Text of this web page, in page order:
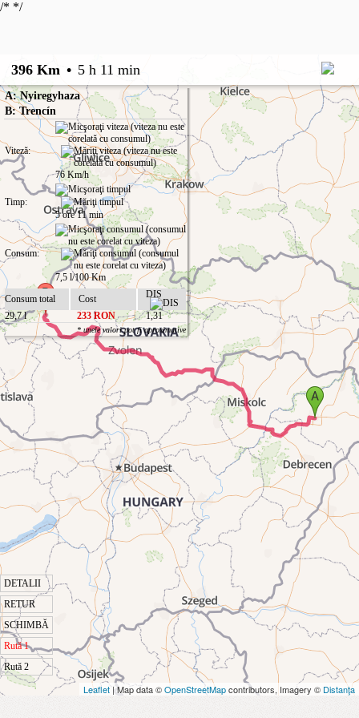
/* */
396 Km • 5 h 11 min
DETALII
RETUR
SCHIMBĂ
Rută 1
Rută 2
A: Nyiregyhaza
B: Trencín
Viteză:
76 Km/h
Timp:
5 ore 11 min
Consum:
7,5 l/100 Km
Consum total
Cost
DIS
29,7 l
233 RON 1,31
* unele valori pot fi aproximative